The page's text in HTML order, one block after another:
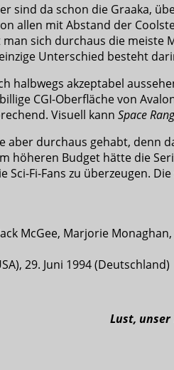
sind da schon die Graaka,
allen mit Abstand der
sich durchaus die meiste
Unterschied besteht
halbwegs akzeptabel
CGI-Oberfläche von
Visuell kann Space
aber durchaus gehabt, denn
höheren Budget hätte die
Sci-Fi-Fans zu überzeugen.
McGee, Marjorie
29. Juni 1994 (Deutschland)
Lust,